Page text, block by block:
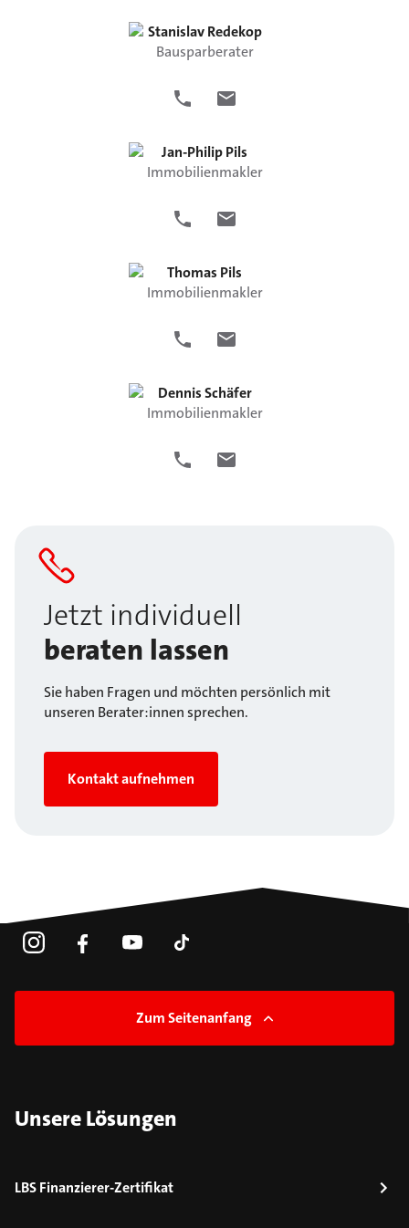
Stanislav Redekop
Bausparberater
Jan-PhilipPils
Immobilienmakler
Thomas Pils
Immobilienmakler
DennisSchäfer
Immobilienmakler
Jetzt individuell
beraten lassen
Sie haben Fragen und möchten persönlich mit
unseren Berater:innen sprechen.
Kontakt aufnehmen
Zum Seitenanfang
Unsere Lösungen
LBS Finanzierer-Zertifikat